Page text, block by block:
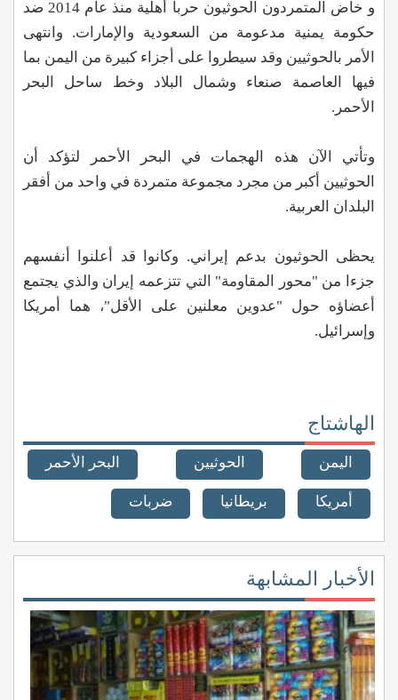
و خاض المتمردون الحوثيون حربا أهلية منذ عام 2014 ضد
حكومة يمنية مدعومة من السعودية والإمارات. وانتهى
الأمر بالحوثيين وقد سيطروا على أجزاء كبيرة من اليمن بما
فيها العاصمة صنعاء وشمال البلاد وخط ساحل البحر
الأحمر.
وتأتي الآن هذه الهجمات في البحر الأحمر لتؤكد أن
الحوثيين أكبر من مجرد مجموعة متمردة في واحد من أفقر
البلدان العربية.
يحظى الحوثيون بدعم إيراني. وكانوا قد أعلنوا أنفسهم
جزءا من "محور المقاومة" التي تتزعمه إيران والذي يجتمع
أعضاؤه حول "عدوين معلنين على الأقل"، هما أمريكا
وإسرائيل.
الهاشتاج
اليمن الحوثيين البحر الأحمر
أمريكا بريطانيا ضربات
الأخبار المشابهة